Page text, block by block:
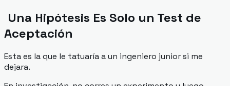
Una Hipótesis Es Solo un Test de
Aceptación
Esta es la que le tatuaría a un ingeniero junior si me
dejara.